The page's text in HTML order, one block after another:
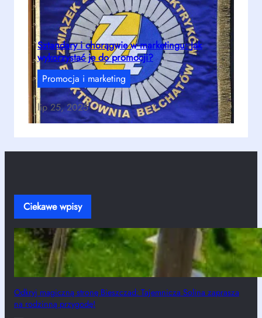
Sztandary i chorągwie w marketingu: Jak
wykorzystać je do promocji?
Promocja i marketing
lip 25, 2025
Ciekawe wpisy
Odkryj magiczną stronę Bieszczad: Tajemnicza Solina zaprasza
na rodzinną przygodę!